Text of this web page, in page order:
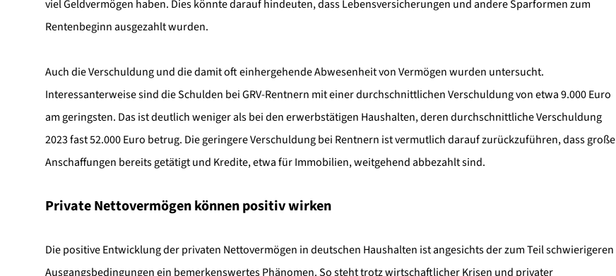
viel Geldvermögen haben. Dies könnte darauf hindeuten, dass Lebensversicherungen und andere Sparformen zum
Rentenbeginn ausgezahlt wurden.
Auch die Verschuldung und die damit oft einhergehende Abwesenheit von Vermögen wurden untersucht.
Interessanterweise sind die Schulden bei GRV-Rentnern mit einer durchschnittlichen Verschuldung von etwa 9.000 Euro
am geringsten. Das ist deutlich weniger als bei den erwerbstätigen Haushalten, deren durchschnittliche Verschuldung
2023 fast 52.000 Euro betrug. Die geringere Verschuldung bei Rentnern ist vermutlich darauf zurückzuführen, dass große
Anschaffungen bereits getätigt und Kredite, etwa für Immobilien, weitgehend abbezahlt sind.
Private Nettovermögen können positiv wirken
Die positive Entwicklung der privaten Nettovermögen in deutschen Haushalten ist angesichts der zum Teil schwierigeren
Ausgangsbedingungen ein bemerkenswertes Phänomen. So steht trotz wirtschaftlicher Krisen und privater